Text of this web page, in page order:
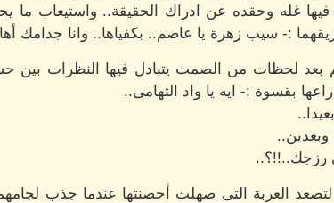
فيها غله وحقده عن ادراك الحقيقة.. واستيعاب ما
:- سيب زهرة يا عاصم.. بكفياها.. وانا جدامك
لحظات من الصمت يتبادل فيها النظرات بين
بقسوة :- ايه يا واد التهامى..
رزجك..!!؟..
العربة التى صهلت أحصنتها عندما جذب